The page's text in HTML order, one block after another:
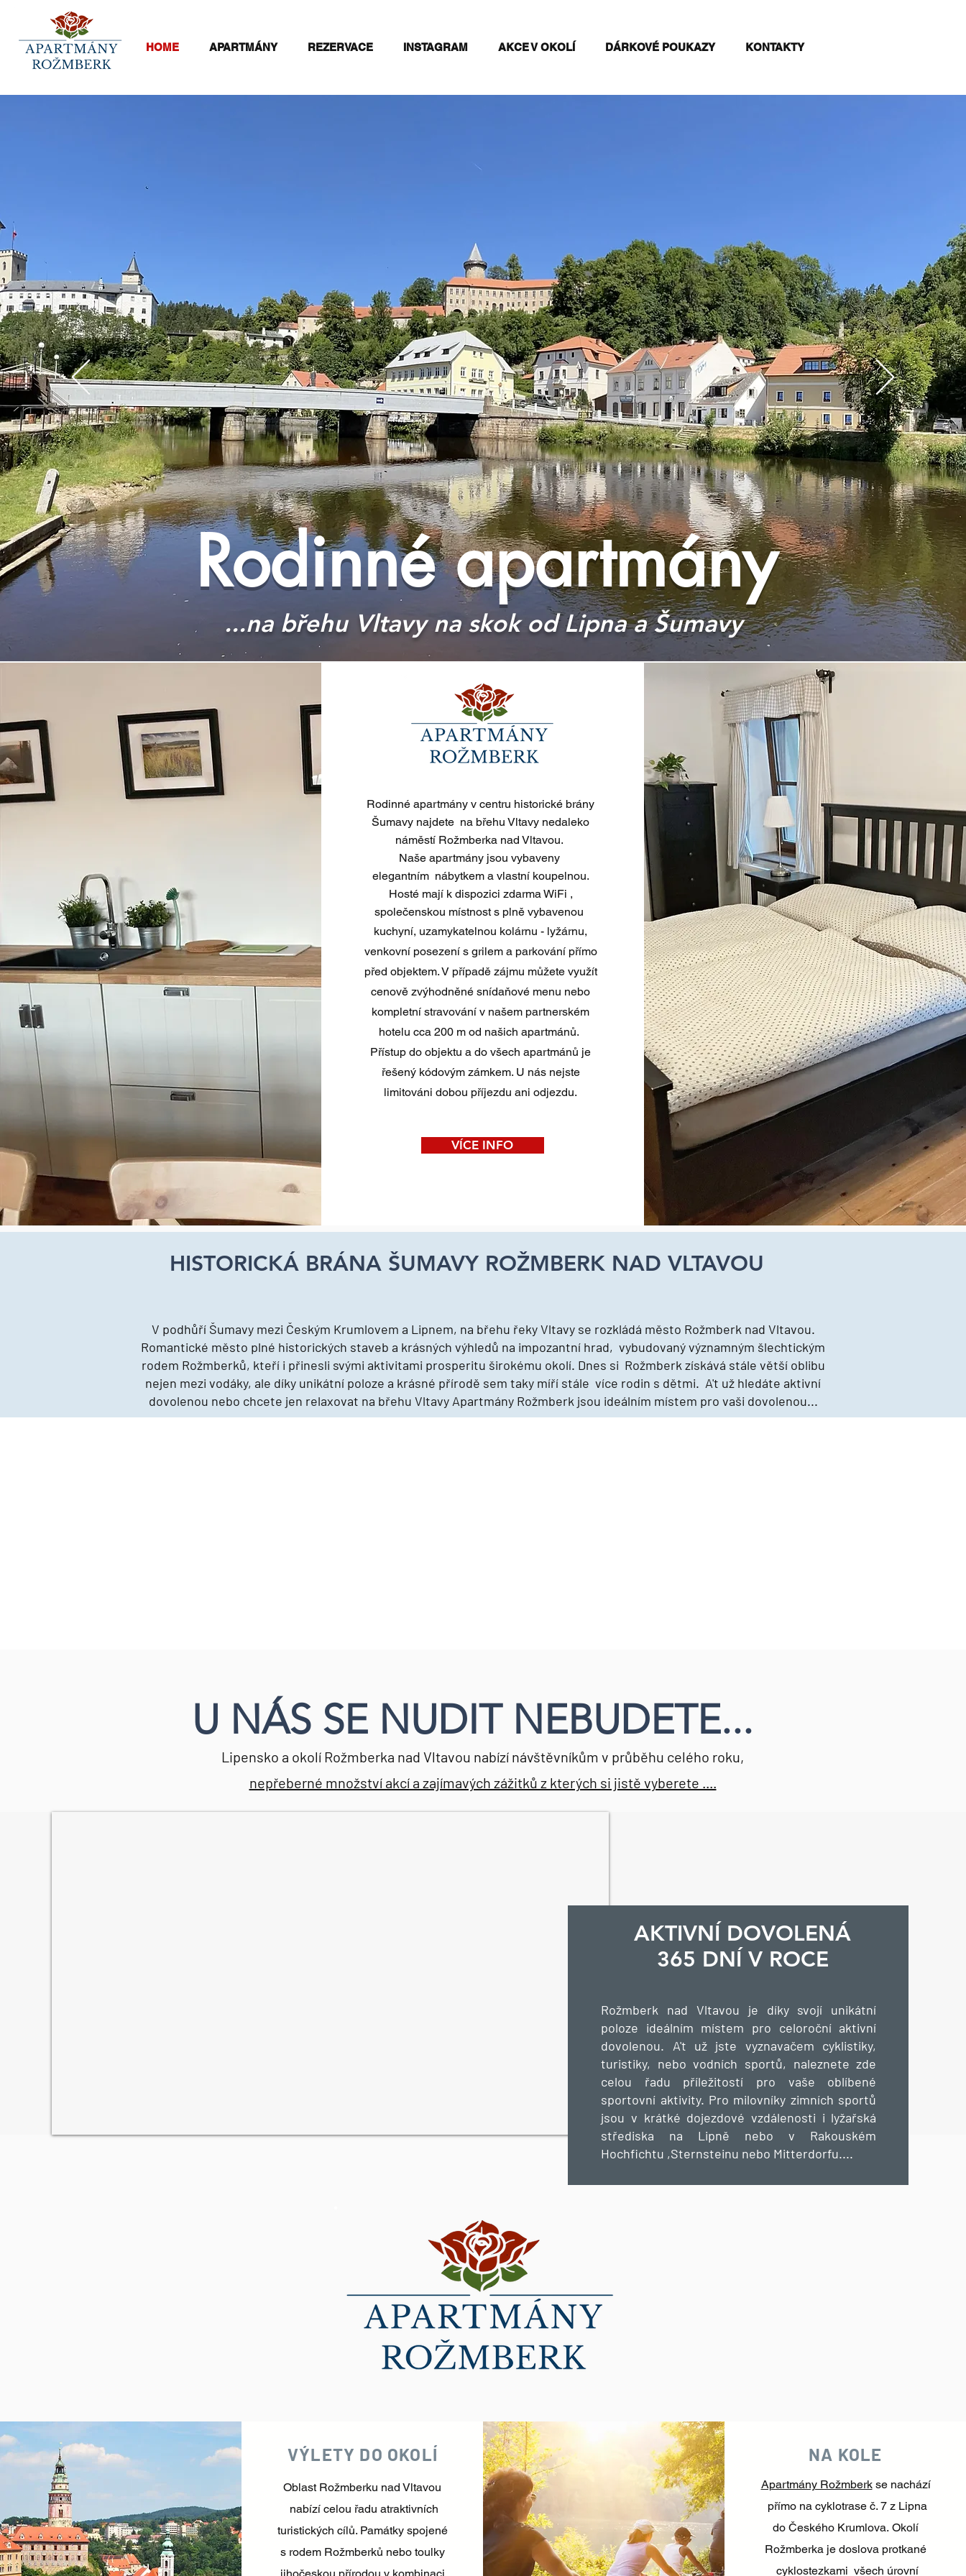
HOME APARTMÁNY REZERVACE INSTAGRAM AKCE V OKOLÍ DÁRKOVÉ POUKAZY KONTAKTY
Rodinné apartmány v centru historické brány
Šumavy najdete na břehu Vltavy nedaleko
náměstí Rožmberka nad Vltavou.
Naše apartmány jsou vybaveny
elegantním nábytkem a vlastní koupelnou.
Hosté mají k dispozici zdarma WiFi ,
společenskou místnost s plně vybavenou
kuchyní, uzamykatelnou kolárnu - lyžárnu,
venkovní posezení s grilem a parkování přímo
před objektem. V případě zájmu můžete využít
cenově zvýhodněné snídaňové menu nebo
kompletní stravování v našem partnerském
hotelu cca 200 m od našich apartmánů.
Přístup do objektu a do všech apartmánů je
řešený kódovým zámkem. U nás nejste
limitováni dobou příjezdu ani odjezdu.
VÍCE INFO
HISTORICKÁ BRÁNA ŠUMAVY ROŽMBERK NAD VLTAVOU
V podhůří Šumavy mezi Českým Krumlovem a Lipnem, na břehu řeky Vltavy se rozkládá město Rožmberk nad Vltavou.
Romantické město plné historických staveb a krásných výhledů na impozantní hrad, vybudovaný významným šlechtickým
rodem Rožmberků, kteří i přinesli svými aktivitami prosperitu širokému okolí. Dnes si Rožmberk získává stále větší oblibu
nejen mezi vodáky, ale díky unikátní poloze a krásné přírodě sem taky míří stále více rodin s dětmi. A't už hledáte aktivní
dovolenou nebo chcete jen relaxovat na břehu Vltavy Apartmány Rožmberk jsou ideálním místem pro vaši dovolenou...
U NÁS SE NUDIT NEBUDETE...
nepřeberné množství akcí a zajímavých zážitků z kterých si jistě vyberete ....
Lipensko a okolí Rožmberka nad Vltavou nabízí návštěvníkům v průběhu celého roku,
AKTIVNÍ DOVOLENÁ
365 DNÍ V ROCE
Rožmberk nad Vltavou je díky svojí unikátní
poloze ideálním místem pro celoroční aktivní
dovolenou. A't už jste vyznavačem cyklistiky,
turistiky, nebo vodních sportů, naleznete zde
celou řadu příležitostí pro vaše oblíbené
sportovní aktivity. Pro milovníky zimních sportů
jsou v krátké dojezdové vzdálenosti i lyžařská
střediska na Lipně nebo v Rakouském
Hochfichtu ,Sternsteinu nebo Mitterdorfu....
VÝLETY DO OKOLÍ
Oblast Rožmberku nad Vltavou
nabízí celou řadu atraktivních
turistických cílů. Památky spojené
s rodem Rožmberků nebo toulky
NA KOLE
Apartmány Rožmberkse nachází
přímo na cyklotrase č. 7 z Lipna
do Českého Krumlova. Okolí
Rožmberka je doslova protkané
cyklostezkami všech úrovní
Rodinné apartmány
...na břehu Vltavy na skok od Lipna aŠumavy